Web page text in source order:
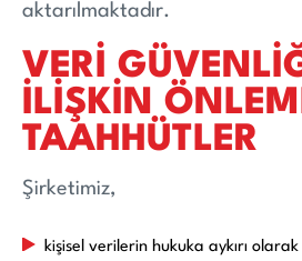
aktarılmaktadır.
VERİ
İLİŞKİN
TAAHHÜTLER
Şirketimiz,
kişisel verilerin hukuka aykırı